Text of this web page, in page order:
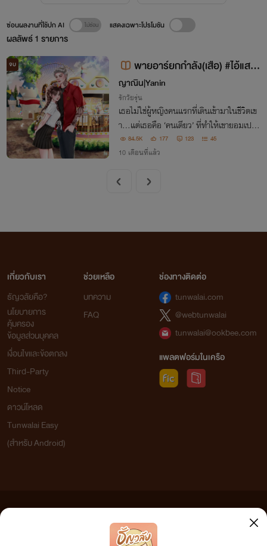
ผลลัพธ์1 รายการ
ซ่อนผลงานที่ใช้ปก AI แสดงเฉพาะโปรโมชัน
จบ
พายอาร์ยกกำลัง(เสือ) #ไอ้แสบ
ของพี่เสือ
ญาณิน|Yanin
รักวัยรุ่น
เธอไม่ใช่ผู้หญิงคนแรกที่เดินเข้ามาในชีวิตเข
า...แต่เธอคือ ‘คนเดียว’ ที่ทำให้เขายอมเปลี่
ยนตัวเองจากเสือ...กลายเป็นแมว... “ตั้งแต่
เจอเธอ... ชีวิตผมก็ไม่ต้องการอะไร ไอ้แส
84.5K 177 123 45
10 เดือนที่แล้ว
เกี่ยวกับเรา
ธัญวลัยคือ?
นโยบายการ
คุ้มครอง
ข้อมูลส่วนบุคคล
เงื่อนไขและข้อตกลง
Third-Party
Notice
ดาวน์โหลด
Tunwalai Easy
(สำหรับ Android)
ช่วยเหลือ
บทความ
FAQ
ช่องทางติดต่อ
tunwalai.com
@webtunwalai
tunwalai@ookbee.com
แพลตฟอร์มในเครือ
เว็บไซต์แห่งนี้ไม่ได้เห็นด้วยและไม่ขอรับผิดชอบต่อข้อความใดๆ ทั้งสิ้น ดังนั้นผู้อ่านทุกท่านโปรดใช้
วิจารณญาณในการกลั่นกรองด้วยตนเอง และหากท่านพบข้อความใดๆ ที่ขัดต่อกฎหมายและศีลธรรม